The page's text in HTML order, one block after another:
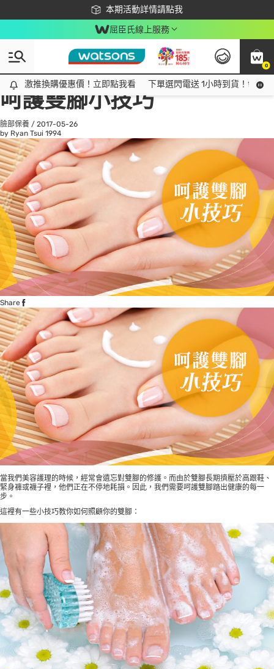
本期活動詳情請點我
下載app最高回饋$350
屈臣氏線上服務
0
激推換購優惠價！立即點我看
激推換購優惠價！立即點我看 下單選閃電送 1小時到貨！領神
All
話題趨勢
呵護雙腳小技巧
臉部保養 / 2017-05-26
by Ryan Tsui 1994
Share
當我們美容護理的時候，經常會遺忘對雙腳的修護。而由於雙腳長期擠壓於高跟鞋、
緊身褲或襪子裡，他們正在不停地耗損。因此，我們需要呵護雙腳踏出健康的每一
步。
這裡有一些小技巧教你如何照顧你的雙腳：